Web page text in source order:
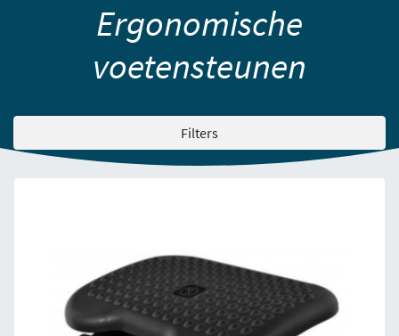
Ergonomische
voetensteunen
Filters